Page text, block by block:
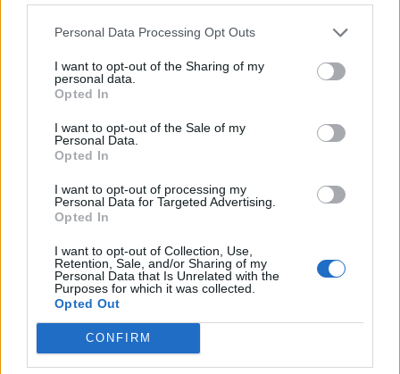
Personal Data Processing Opt Outs
I want to opt-out of the Sharing of my
personal data.
Opted In
I want to opt-out of the Sale of my
Personal Data.
Opted In
I want to opt-out of processing my
Personal Data for Targeted Advertising.
Opted In
I want to opt-out of Collection, Use,
Retention, Sale, and/or Sharing of my
Personal Data that Is Unrelated with the
Purposes for which it was collected.
Opted Out
CONFIRM
Субботние планы придется
скорректировать в
соответствии с прогнозом
погоды